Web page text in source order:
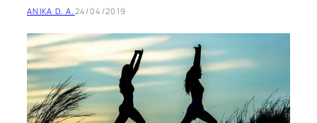
ANIKA D. A. 24/04/2019